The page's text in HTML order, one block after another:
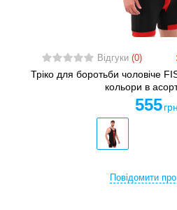
Відгуки(0)
Тріко для боротьби чоловіче
кольори в
555 грн
Повідомити